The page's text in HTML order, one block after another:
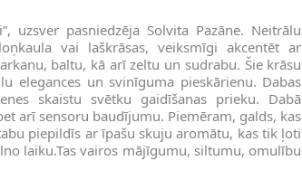
uzsver pasniedzēja Solvita Pazāne. Neitrālu
vai laškrāsas, veiksmīgi akcentēt ar
baltu, kā arī zeltu un sudrabu. Šie krāsu
elegances un svinīguma pieskārienu. Dabas
skaistu svētku gaidīšanas prieku. Dabā
arī sensoru baudījumu. Piemēram, galds, kas
piepildīs ar īpašu skuju aromātu, kas tik ļoti
laiku.Tas vairos mājīgumu, siltumu, omulību